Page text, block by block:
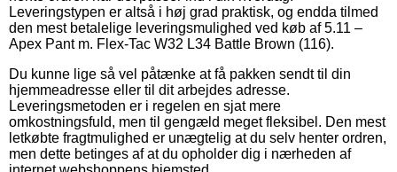
Leveringstypen er altså i høj grad praktisk, og endda tilmed
den mest betalelige leveringsmulighed ved køb af 5.11 –
Apex Pant m. Flex-Tac W32 L34 Battle Brown (116).
Du kunne lige så vel påtænke at få pakken sendt til din
hjemmeadresse eller til dit arbejdes adresse.
Leveringsmetoden er i regelen en sjat mere
omkostningsfuld, men til gengæld meget fleksibel. Den mest
letkøbte fragtmulighed er unægtelig at du selv henter ordren,
men dette betinges af at du opholder dig i nærheden af